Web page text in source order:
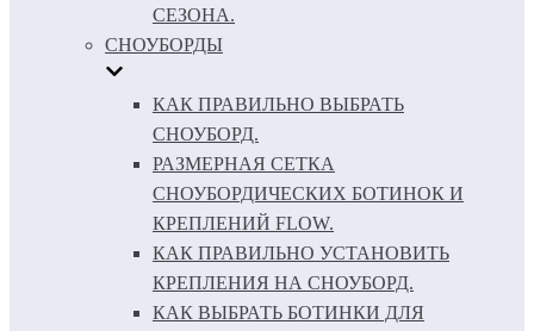
СЕЗОНА.
СНОУБОРДЫ
КАК ПРАВИЛЬНО ВЫБРАТЬ
СНОУБОРД.
РАЗМЕРНАЯ СЕТКА
СНОУБОРДИЧЕСКИХ БОТИНОК И
КРЕПЛЕНИЙ FLOW.
КАК ПРАВИЛЬНО УСТАНОВИТЬ
КРЕПЛЕНИЯ НА СНОУБОРД.
КАК ВЫБРАТЬ БОТИНКИ ДЛЯ